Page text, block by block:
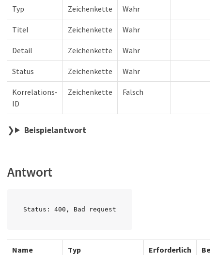
Typ Zeichenkette Wahr
Titel Zeichenkette Wahr
Detail Zeichenkette Wahr
Status Zeichenkette Wahr
Korrelations-
ID
Zeichenkette Falsch
Beispielantwort
Antwort
Status: 400, Bad request
Name Typ Erforderlich